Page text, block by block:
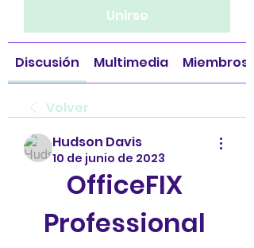
Unirse
Discusión Multimedia Miembros
Volver
Hudson Davis
10 de junio de 2023
OfficeFIX
Professional